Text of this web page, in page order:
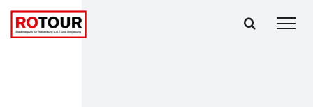
Zum
Inhalt